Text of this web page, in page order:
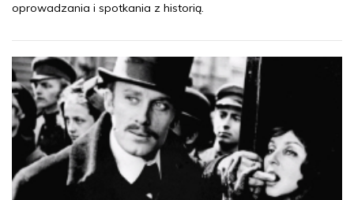
oprowadzania i spotkania z historią.